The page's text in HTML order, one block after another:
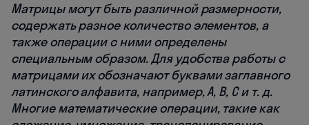
Матрицы могут быть различной размерности,
содержать разное количество элементов, а
также операции с ними определены
специальным образом. Для удобства работы с
матрицами их обозначают буквами заглавного
латинского алфавита, например, A, B, C и т. д.
Многие математические операции, такие как